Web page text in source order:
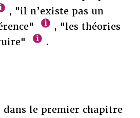
, "il n’existe pas un
, "les théories
.
dans le premier chapitre